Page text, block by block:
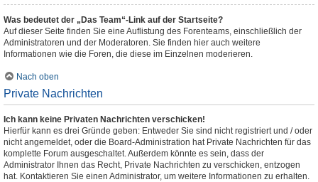
Was bedeutet der „Das Team“-Link auf der Startseite?
Auf dieser Seite finden Sie eine Auflistung des Forenteams, einschließlich der
Administratoren und der Moderatoren. Sie finden hier auch weitere
Informationen wie die Foren, die diese im Einzelnen moderieren.
Nach oben
Private Nachrichten
Ich kann keine Privaten Nachrichten verschicken!
Hierfür kann es drei Gründe geben: Entweder Sie sind nicht registriert und / oder
nicht angemeldet, oder die Board-Administration hat Private Nachrichten für das
komplette Forum ausgeschaltet. Außerdem könnte es sein, dass der
Administrator Ihnen das Recht, Private Nachrichten zu verschicken, entzogen
hat. Kontaktieren Sie einen Administrator, um weitere Informationen zu erhalten.